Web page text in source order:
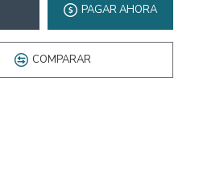
PAGAR AHORA
COMPARAR